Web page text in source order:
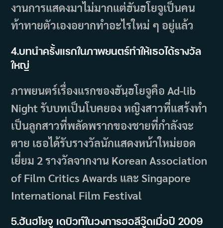
งานการแสดงมาไม่มากแต่ฮันฮโยจูเป็นคน
ท้าทายตัวเองอยากทำอะไรใหม่ ๆ อยู่แล้ว
4.บทนำครั้งแรกในภาพยนตร์ทำให้เธอได้รางวัล
ใหญ่
ภาพยนตร์เรื่องแรกของฮันฺฮโยจูคือ Ad-lib
Night รับบทเป็นโบคยอง หญิงสาวที่แสร้งทำ
เป็นลูกสาวที่พลัดพรากของชายที่กำลังจะ
ตาย เธอได้รับรางวัลนักแสดงหน้าใหม่ยอด
เยี่ยม 2 รางวัลจากงาน Korean Association
of Film Critics Awards และ Singapore
International Film Festival
5.ฮันฮโยจู เดบิวท์ในวงการฮอลีวู๊ดเมื่อปี 2009